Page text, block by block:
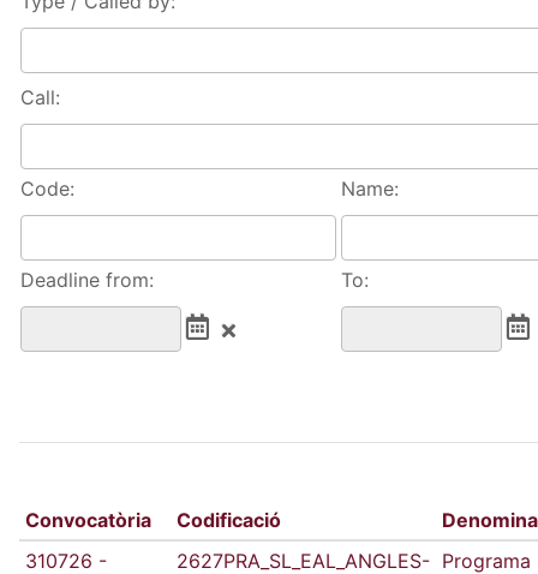
Call:
Code: Name:
Deadline from: To:
Convocatòria Codificació
310726 -
2627PRA_SL_EAL_ANGLES- Programa